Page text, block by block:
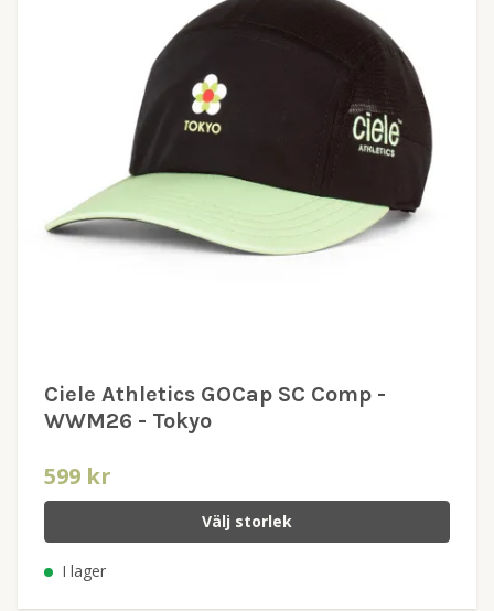
Ciele Athletics GOCap SC Comp -
WWM26 - Tokyo
599 kr
Välj storlek
I lager